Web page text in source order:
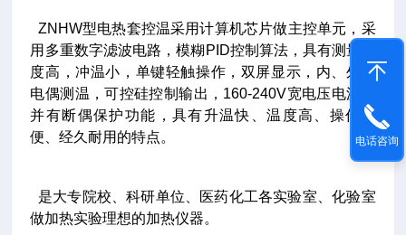
ZNHW型电热套控温采用计算机芯片做主控单元，采
用多重数字滤波电路，模糊PID控制算法，具有测量精
度高，冲温小，单键轻触操作，双屏显示，内、外热
电偶测温，可控硅控制输出，160-240V宽电压电源，
并有断偶保护功能，具有升温快、温度高、操作简
便、经久耐用的特点。
是大专院校、科研单位、医药化工各实验室、化验室
做加热实验理想的加热仪器。
电话咨询